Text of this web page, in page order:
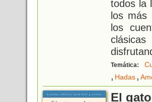
todos la
los más
los
Temática:
, Hadas,
El